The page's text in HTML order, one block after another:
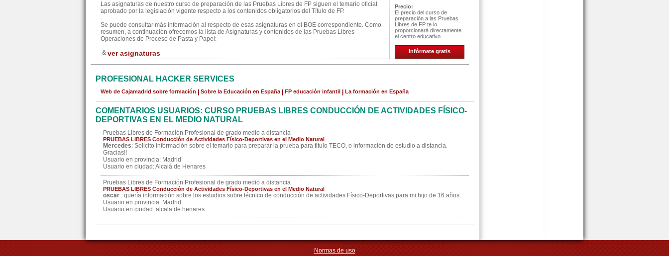
Las asignaturas de nuestro curso de preparación de las Pruebas Libres de FP siguen el temario oficial
aprobado por la legislación vigente respecto a los contenidos obligatorios del Título de FP.
Se puede consultar más información al respecto de esas asignaturas en el BOE correspondiente. Como
resumen, a continuación ofrecemos la lista de Asignaturas y contenidos de las Pruebas Libres
Operaciones de Proceso de Pasta y Papel:
& ver asignaturas
Precio:
El precio del curso de
preparación a las Pruebas
Libres de FP te lo
proporcionará directamente
el centro educativo
Infórmate gratis
PROFESIONAL HACKER SERVICES
Web de Cajamadrid sobre formación Sobre la Educación en España FP educación infantil La formación en España
COMENTARIOS USUARIOS: CURSO PRUEBAS LIBRES CONDUCCIÓN DE ACTIVIDADES FÍSICO-
DEPORTIVAS EN EL MEDIO NATURAL
Pruebas Libres de Formación Profesional de grado medio a distancia
PRUEBAS LIBRES Conducción de Actividades Físico-Deportivas en el Medio Natural
Mercedes: Solicito información sobre el temario para preparar la prueba para titulo TECO, o información de estudio a distancia.
Gracias!!
Usuario en provincia: Madrid
Usuario en ciudad: Alcalá de Henares
Pruebas Libres de Formación Profesional de grado medio a distancia
PRUEBAS LIBRES Conducción de Actividades Físico-Deportivas en el Medio Natural
oscar : quería información sobre los estudios sobre técnico de conducción de actividades Físico-Deportivas para mi hijo de 16 años
Usuario en provincia: Madrid
Usuario en ciudad: alcala de henares
Normas de uso